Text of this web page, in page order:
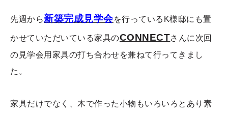
先週から新築完成見学会を行っているK様邸にも置
かせていただいている家具のCONNECTさんに次回
の見学会用家具の打ち合わせを兼ねて行ってきまし
た。
家具だけでなく、木で作った小物もいろいろとあり素